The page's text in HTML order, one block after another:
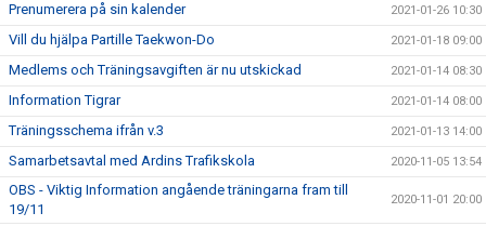
Prenumerera på sin kalender 2021-01-26 10:30
Vill du hjälpa Partille Taekwon-Do 2021-01-18 09:00
Medlems och Träningsavgiften är nu utskickad 2021-01-14 08:30
Information Tigrar 2021-01-14 08:00
Träningsschema ifrån v.3 2021-01-13 14:00
Samarbetsavtal med Ardins Trafikskola 2020-11-05 13:54
OBS - Viktig Information angående träningarna fram till
19/11
2020-11-01 20:00